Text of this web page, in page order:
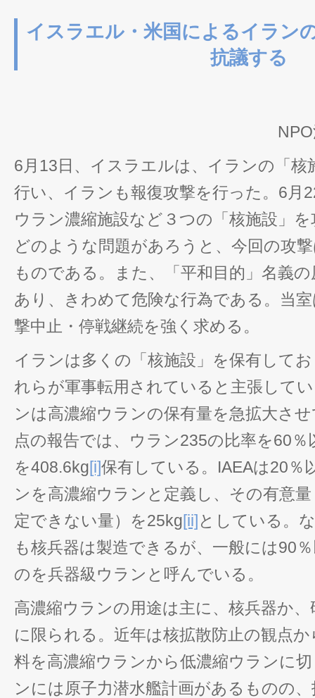
イスラエル・米国によるイラン
抗議する
6月13日、イスラエルは、イランの「核
行い、イランも報復攻撃を行った。6月
ウラン濃縮施設など３つの「核施設」
どのような問題があろうと、今回の攻
ものである。また、「平和目的」名義
あり、きわめて危険な行為である。当
撃中止・停戦継続を強く求める。
イランは多くの「核施設」を保有して
れらが軍事転用されていると主張して
ンは高濃縮ウランの保有量を急拡大さ
点の報告では、ウラン235の比率を60
を408.6kg[i]保有している。IAEAは20％
ンを高濃縮ウランと定義し、その有意
定できない量）を25kg[ii]としている。
も核兵器は製造できるが、一般には90
のを兵器級ウランと呼んでいる。
高濃縮ウランの用途は主に、核兵器か
に限られる。近年は核拡散防止の観点
料を高濃縮ウランから低濃縮ウランに
ンには原子力潜水艦計画があるものの